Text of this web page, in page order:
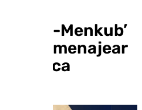
Menkub’
homenajear
Lorca